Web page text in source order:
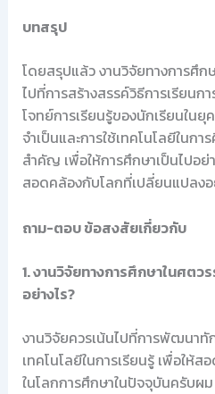
บทสรุป
โดยสรุปแล้ว งานวิจัยทางการศึก
ไปที่การสร้างสรรค์วิธีการเรียนก
โจทย์การเรียนรู้ของนักเรียนใ
จำเป็นและการใช้เทคโนโลยีในก
สำคัญ เพื่อให้การศึกษาเป็นไปอย่
สอดคล้องกับโลกที่เปลี่ยนแปลงอ
ถาม-ตอบ ข้อสงสัยเกี่ยวกับ
1. งานวิจัยทางการศึกษาในศตว
อย่างไร?
งานวิจัยควรเน้นไปที่การพัฒนาทั
เทคโนโลยีในการเรียนรู้ เพื่อให้
ในโลกการศึกษาในปัจจุบันครับผม